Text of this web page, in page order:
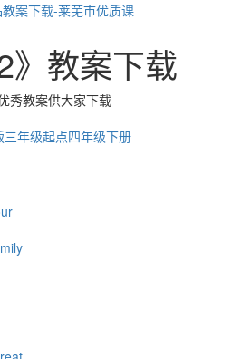
》教案下载
秀教案供大家下载
年级起点四年级下册